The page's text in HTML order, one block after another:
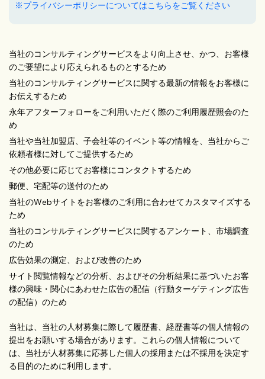
※プライバシーポリシーについてはこちらをご覧ください
当社のコンサルティングサービスをより向上させ、かつ、お客様
のご要望により応えられるものとするため
当社のコンサルティングサービスに関する最新の情報をお客様に
お伝えするため
永年アフターフォローをご利用いただく際のご利用履歴照会のた
め
当社や当社加盟店、子会社等のイベント等の情報を、当社からご
依頼者様に対してご提供するため
その他必要に応じてお客様にコンタクトするため
郵便、宅配等の送付のため
当社のWebサイトをお客様のご利用に合わせてカスタマイズする
ため
当社のコンサルティングサービスに関するアンケート、市場調査
のため
広告効果の測定、および改善のため
サイト閲覧情報などの分析、およびその分析結果に基づいたお客
様の興味・関心にあわせた広告の配信（行動ターゲティング広告
の配信）のため
当社は、当社の人材募集に際して履歴書、経歴書等の個人情報の
提出をお願いする場合があります。これらの個人情報について
は、当社が人材募集に応募した個人の採用または不採用を決定す
る目的のために利用します。